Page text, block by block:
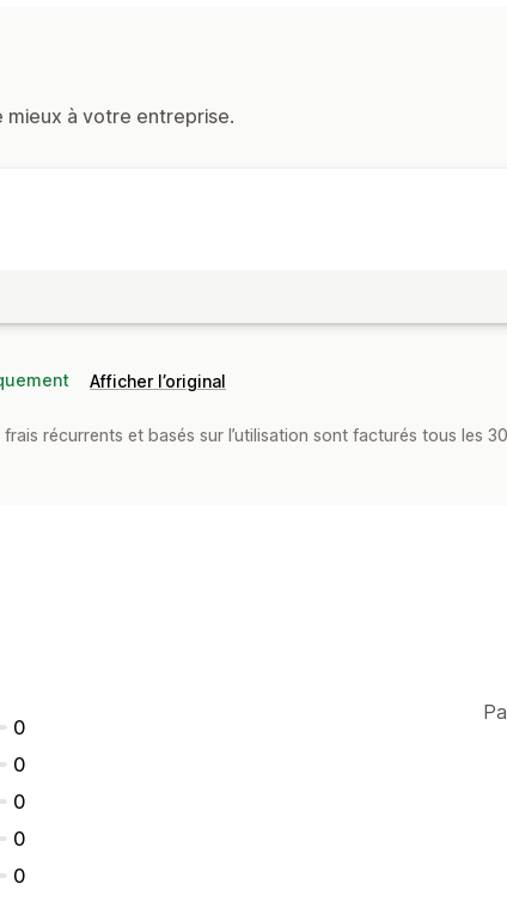
mieux à votre entreprise.
Afficher l’original
récurrents et basés sur l’utilisation sont facturés tous les
0
0
0
0
0